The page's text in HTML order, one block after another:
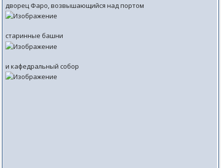
дворец Фаро, возвышающийся над портом
старинные башни
и кафедральный собор